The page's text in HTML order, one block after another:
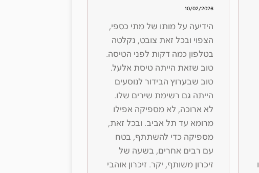
10/02/2026
הידיעה על מותו של מתי כספי,
הצפוי ובכל זאת צובט, נקלטה
בטלפון כמה דקות לפני הטיסה.
טוב שזאת הייתה טיסת אלעל.
טוב שבערוץ הבידור לנוסעים
הייתה גם רשימת שירים שלו.
לא ארוכה, לא מספיקה אפילו
מרומא עד תל אביב. ובכל זאת,
מספיקה כדי להשתתף, בטח
עם רבים אחרים, בשעה של
זיכרון משותף, יקר. זיכרון אוהבי